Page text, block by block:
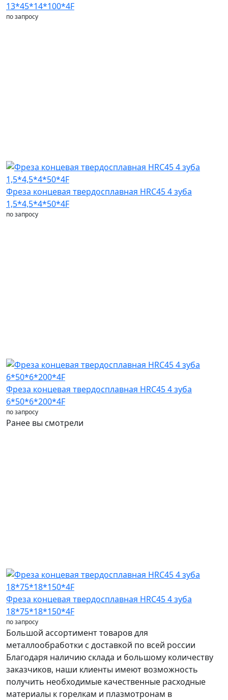
13*45*14*100*4F
по запросу
Фреза концевая твердосплавная HRC45 4 зуба
1,5*4,5*4*50*4F
по запросу
Фреза концевая твердосплавная HRC45 4 зуба
6*50*6*200*4F
по запросу
Ранее вы смотрели
Фреза концевая твердосплавная HRC45 4 зуба
18*75*18*150*4F
по запросу
Большой ассортимент товаров для
металлообработки с доставкой по всей россии
Благодаря наличию склада и большому количеству
заказчиков, наши клиенты имеют возможность
получить необходимые качественные расходные
материалы к горелкам и плазмотронам в